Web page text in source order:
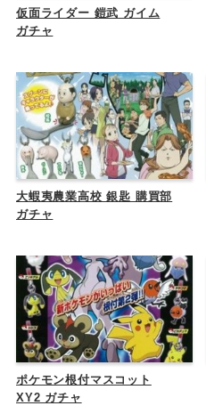
仮面ライダー 鎧武 ガイム
ガチャ
大蝦夷農業高校 銀匙 購買部
ガチャ
ポケモン根付マスコット
XY2 ガチャ